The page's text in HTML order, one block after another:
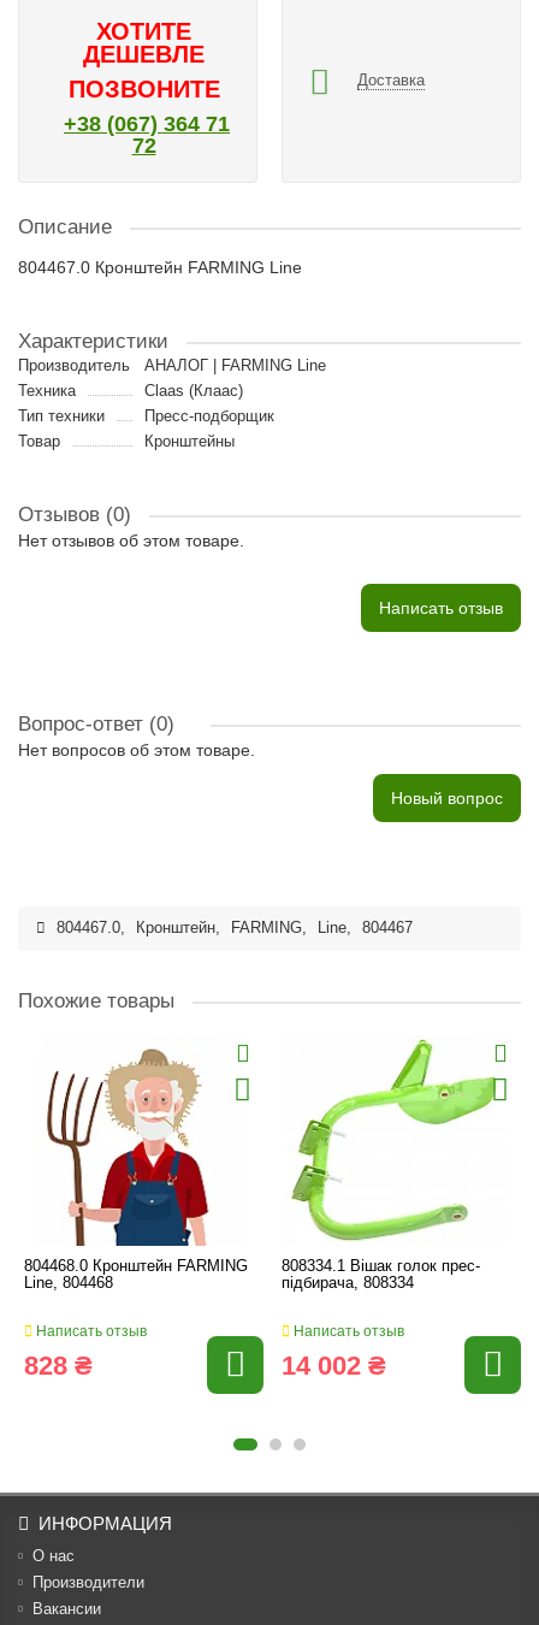
ХОТИТЕ
ДЕШЕВЛЕ
ПОЗВОНИТЕ
+38 (067) 364 71
72
Доставка
Описание
804467.0 Кронштейн FARMING Line
Характеристики
Производитель
АНАЛОГ | FARMING Line
Техника
Claas (Клаас)
Тип техники
Пресс-подборщик
Товар
Кронштейны
Отзывов (0)
Нет отзывов об этом товаре.
Написать отзыв
Вопрос-ответ (0)
Нет вопросов об этом товаре.
Новый вопрос
804467.0, Кронштейн, FARMING, Line, 804467
Похожие товары
804468.0 Кронштейн FARMING
Line, 804468
Написать отзыв
828 ₴
808334.1 Вішак голок прес-
підбирача, 808334
Написать отзыв
14 002 ₴
ИНФОРМАЦИЯ
О нас
Производители
Вакансии